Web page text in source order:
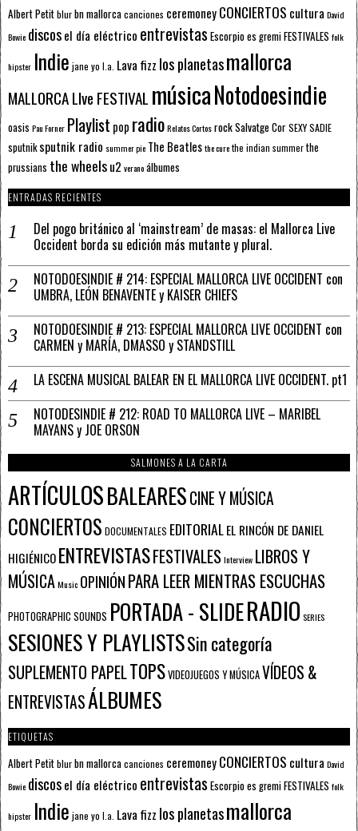
Albert Petitblurbn mallorcacanciones ceremoneyCONCIERTOS cultura David
Bowie discosel día eléctrico entrevistas Escorpioes gremiFESTIVALES folk
hipster Indie jane yo l.a. Lava fizz los planetasmallorca
MALLORCA LIve FESTIVAL músicaNotodoesindie
oasis Pau Forner Playlist pop radioRelatos CortosrockSalvatge CorSEXY SADIE
sputnik sputnik radio summer pie The Beatlesthe curethe indian summerthe
prussians the wheelsu2 veranoálbumes
ENTRADAS RECIENTES
Del pogo británico al ‘mainstream’ de masas: el Mallorca Live
Occident borda su edición más mutante y plural.
NOTODOESINDIE # 214: ESPECIAL MALLORCA LIVE OCCIDENT con
UMBRA, LEÓN BENAVENTE y KAISER CHIEFS
NOTODOESINDIE # 213: ESPECIAL MALLORCA LIVE OCCIDENT con
CARMEN y MARÍA, DMASSO y STANDSTILL
LA ESCENA MUSICAL BALEAR EN EL MALLORCA LIVE OCCIDENT. pt1
NOTODESINDIE # 212: ROAD TO MALLORCA LIVE – MARIBEL
MAYANS y JOE ORSON
SALMONES A LA CARTA
ARTÍCULOSBALEARESCINE Y MÚSICA
CONCIERTOS DOCUMENTALES EDITORIALEL RINCÓN DE DANIEL
HIGIÉNICOENTREVISTASFESTIVALESInterview LIBROS Y
MÚSICAMusic OPINIÓNPARA LEER MIENTRAS ESCUCHAS
PHOTOGRAPHIC SOUNDS PORTADA - SLIDERADIO SERIES
SESIONES Y PLAYLISTSSin categoría
SUPLEMENTO PAPELTOPSVIDEOJUEGOS Y MÚSICAVÍDEOS &
ENTREVISTASÁLBUMES
ETIQUETAS
Albert Petitblurbn mallorcacanciones ceremoneyCONCIERTOS cultura David
Bowie discosel día eléctrico entrevistas Escorpioes gremiFESTIVALES folk
hipster Indie jane yo l.a. Lava fizz los planetasmallorca